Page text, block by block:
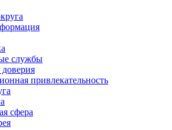
службы
привлекательность
сфера